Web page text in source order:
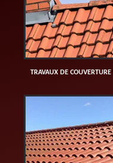
TRAVAUX DE COUVERTURE